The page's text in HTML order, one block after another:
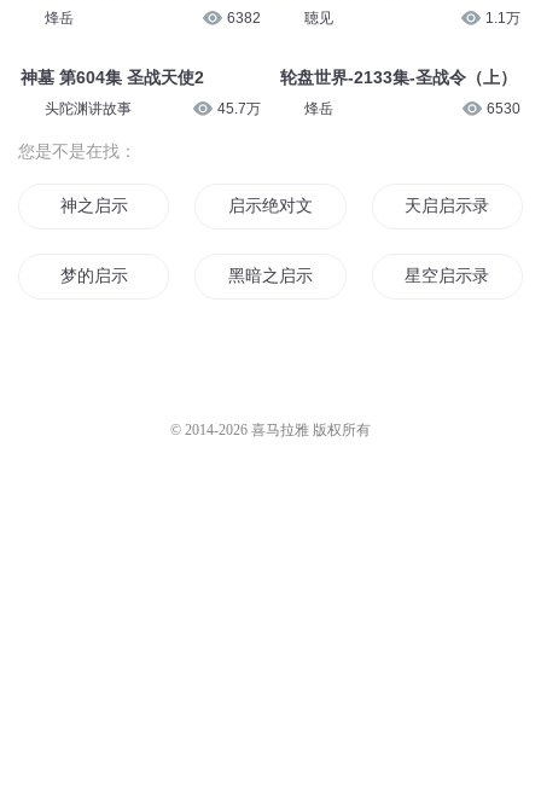
烽岳 6382
神墓 第604集 圣战天使2
头陀渊讲故事 45.7万
聴见 1.1万
轮盘世界-2133集-圣战令（上）
烽岳 6530
您是不是在找：
神之启示 启示绝对文明 天启启示录
梦的启示 黑暗之启示 星空启示录
© 2014-2026 喜马拉雅 版权所有